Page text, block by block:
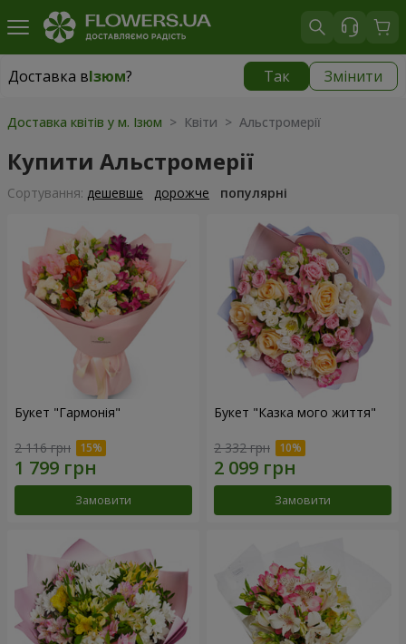
Доставка вІзюм? Так Змінити
Доставка вІзюм
Доставка квітів у м. Ізюм > Квіти > Альстромерії
Купити Альстромерії
Сортування: дешевше дорожче популярні
Букет "Гармонія"
2 116 грн
Замовити
Букет "Казка мого життя"
2 332 грн
Замовити